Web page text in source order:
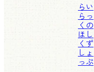
らい
らっ
くの
ほし
くず
しょ
っぷ